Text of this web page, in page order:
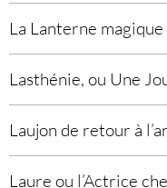
La Lanterne magique
Lasthénie, ou Une
Laujon de retour à
Laure ou l’Actrice